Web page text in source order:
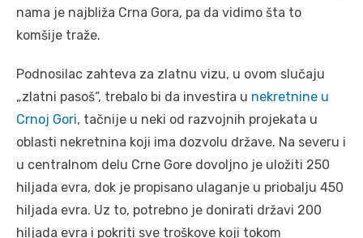
nama je najbliža Crna Gora, pa da vidimo šta to
komšije traže.
Podnosilac zahteva za zlatnu vizu, u ovom slučaju
„zlatni pasoš“, trebalo bi da investira u nekretnine u
Crnoj Gori, tačnije u neki od razvojnih projekata u
oblasti nekretnina koji ima dozvolu države. Na severu i
u centralnom delu Crne Gore dovoljno je uložiti 250
hiljada evra, dok je propisano ulaganje u priobalju 450
hiljada evra. Uz to, potrebno je donirati državi 200
hiljada evra i pokriti sve troškove koji tokom